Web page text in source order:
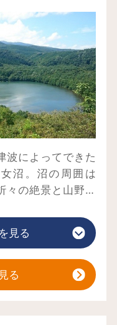
波によってできた
沼。沼の周囲は
々の絶景と山野草
したサップ・カヤ
覧で、沼の中央か
見る
る